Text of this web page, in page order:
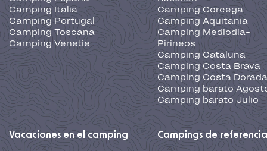
Camping Italia
Camping Portugal
Camping Toscana
Camping Venetie
Camping Corcega
Camping Aquitania
Camping Mediodia-
Pirineos
Camping Cataluna
Camping Costa Brava
Camping Costa Dorada
Camping barato
Camping barato Julio
Vacaciones en el camping Campings de referencia